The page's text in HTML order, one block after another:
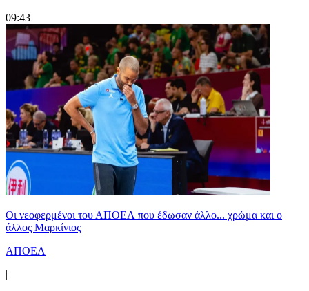
09:43
Οι νεοφερμένοι του ΑΠΟΕΛ που έδωσαν άλλο... χρώμα και ο
άλλος Μαρκίνιος
ΑΠΟΕΛ
|